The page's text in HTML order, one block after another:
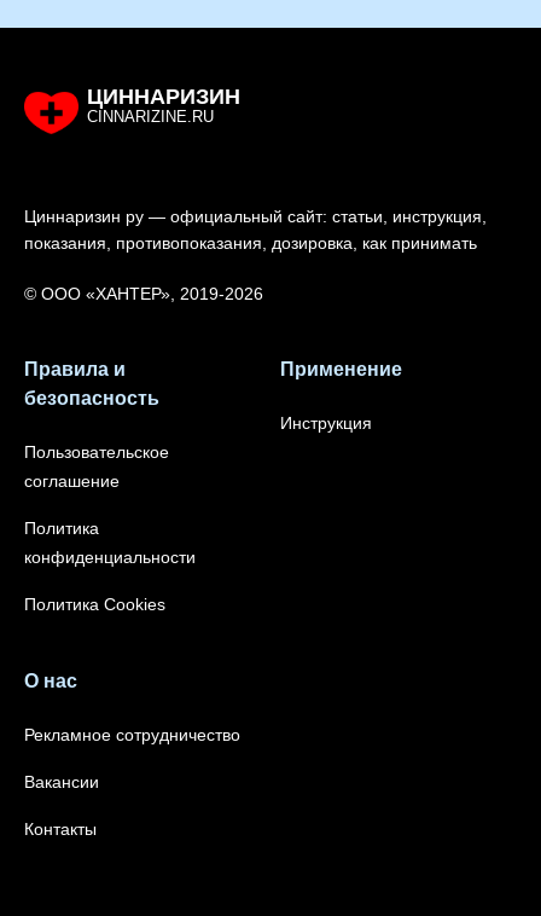
ЦИННАРИЗИН
CINNARIZINE.RU
Циннаризин ру — официальный сайт: статьи, инструкция,
показания, противопоказания, дозировка, как принимать
© ООО «ХАНТЕР», 2019-2026
Правила и
безопасность
Пользовательское
соглашение
Политика
конфиденциальности
Политика Cookies
Применение
Инструкция
О нас
Рекламное сотрудничество
Вакансии
Контакты